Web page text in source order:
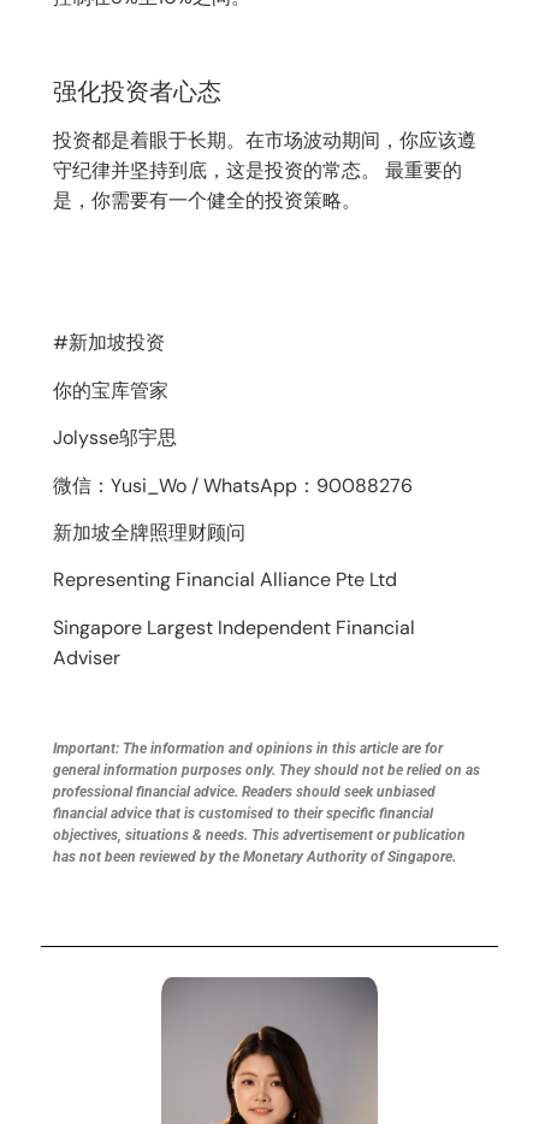
强化投资者心态
投资都是着眼于长期。在市场波动期间，你应该遵
守纪律并坚持到底，这是投资的常态。 最重要的
是，你需要有一个健全的投资策略。
#新加坡投资
你的宝库管家
Jolysse邬宇思
微信：Yusi_Wo / WhatsApp：90088276
新加坡全牌照理财顾问
Representing Financial Alliance Pte Ltd
Singapore Largest Independent Financial
Adviser
Important: The information and opinions in this article are for
general information purposes only. They should not be relied on as
professional financial advice. Readers should seek unbiased
financial advice that is customised to their specific financial
objectives, situations & needs. This advertisement or publication
has not been reviewed by the Monetary Authority of Singapore.